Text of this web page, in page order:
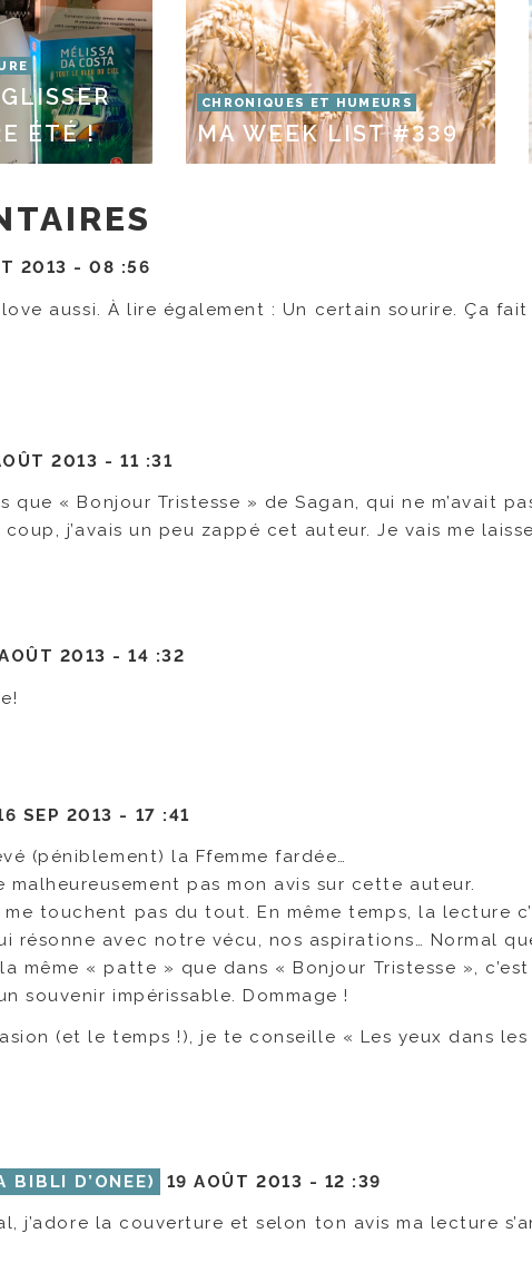
ÉTÉ !
CHRONIQUES ET HUMEURS
MA WEEK LIST #339
2013 -08 :56
aussi. À lire également : Un certain sourire. Ça fait
2013 -11 :31
que « Bonjour Tristesse » de Sagan, qui ne m’avait
coup, j’avais un peu zappé cet auteur. Je vais me
2013 -14 :32
SEP 2013 - 17 :41
(péniblement) la Ffemme fardée…
malheureusement pas mon avis sur cette auteur.
me touchent pas du tout. En même temps, la lecture
résonne avec notre vécu, nos aspirations… Normal
même « patte » que dans « Bonjour Tristesse »,
souvenir impérissable. Dommage !
(et le temps !), je te conseille « Les yeux dans
BIBLI D’ONEE) 19 AOÛT 2013 - 12 :39
j’adore la couverture et selon ton avis ma lecture